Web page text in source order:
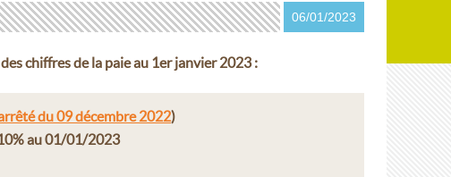
06/01/2023
chiffres de la paie au 1er janvier 2023 :
du 09 décembre 2022)
au 01/01/2023